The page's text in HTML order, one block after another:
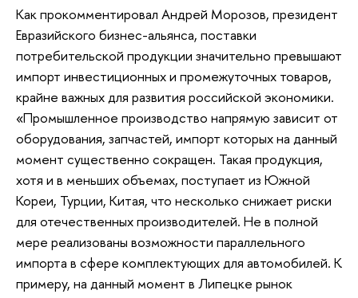
Как прокомментировал Андрей Морозов, президент
Евразийского бизнес-альянса, поставки
потребительской продукции значительно превышают
импорт инвестиционных и промежуточных товаров,
крайне важных для развития российской экономики.
«Промышленное производство напрямую зависит от
оборудования, запчастей, импорт которых на данный
момент существенно сокращен. Такая продукция,
хотя и в меньших объемах, поступает из Южной
Кореи, Турции, Китая, что несколько снижает риски
для отечественных производителей. Не в полной
мере реализованы возможности параллельного
импорта в сфере комплектующих для автомобилей. К
примеру, на данный момент в Липецке рынок